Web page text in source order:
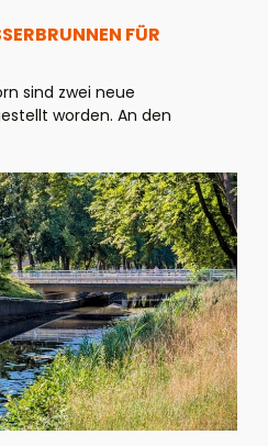
FÜR
sind zwei neue
worden. An den